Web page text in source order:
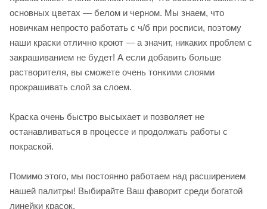
основных цветах — белом и черном. Мы знаем, что
новичкам непросто работать с ч/б при росписи, поэтому
наши краски отлично кроют — а значит, никаких проблем с
закрашиванием не будет! А если добавить больше
растворителя, вы сможете очень тонкими слоями
прокрашивать слой за слоем.
Краска очень быстро высыхает и позволяет не
останавливаться в процессе и продолжать работы с
покраской.
Помимо этого, мы постоянно работаем над расширением
нашей палитры! Выбирайте Ваш фаворит среди богатой
линейки красок.